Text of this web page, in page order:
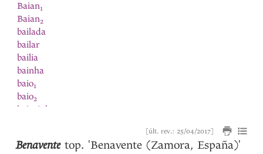
Baian1
Baian2
bailada
bailar
bailia
bainha
baio1
baio2
baiozinho
baixar
[últ. rev.: 25/04/2017]
Benavente top. 'Benavente (Zamora, España)'